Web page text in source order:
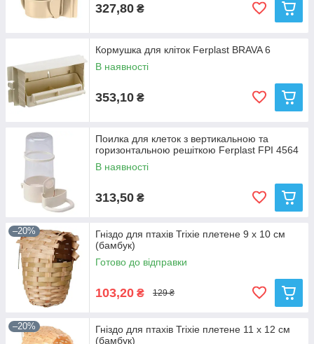
327,80 ₴
Кормушка для кліток Ferplast BRAVA 6
В наявності
353,10 ₴
Поилка для клеток з вертикальною та
горизонтальною решіткою Ferplast FPI 4564
В наявності
313,50 ₴
–20%
Гніздо для птахів Trixie плетене 9 x 10 см
(бамбук)
Готово до відправки
103,20 ₴ 129 ₴
–20%
Гніздо для птахів Trixie плетене 11 x 12 см
(бамбук)